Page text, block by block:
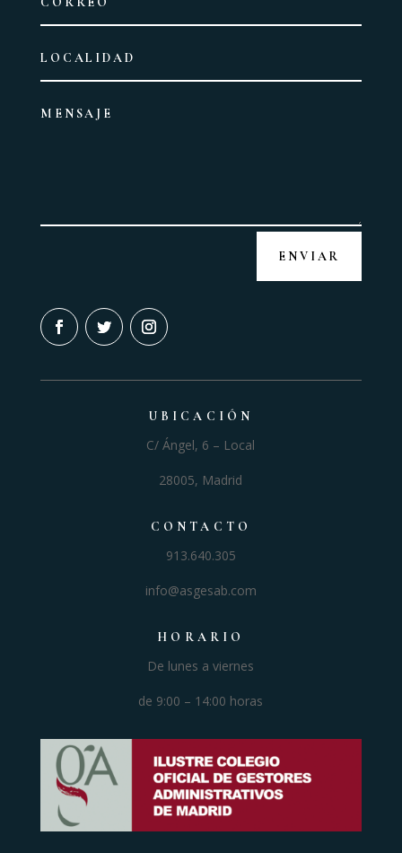
ENVIAR
UBICACIÓN
C/ Ángel, 6 – Local
28005, Madrid
CONTACTO
913.640.305
info@asgesab.com
HORARIO
De lunes a viernes
de 9:00 – 14:00 horas